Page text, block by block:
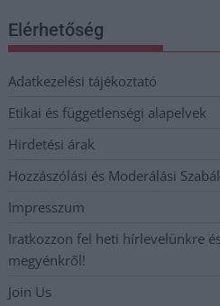
Elérhetőség
Adatkezelési tájékoztató
Etikai és függetlenségi alapelvek
Hirdetési árak
Hozzászólási és Moderálási
Impresszum
Iratkozzon fel heti hírlevelünkre
megyénkről!
Join Us